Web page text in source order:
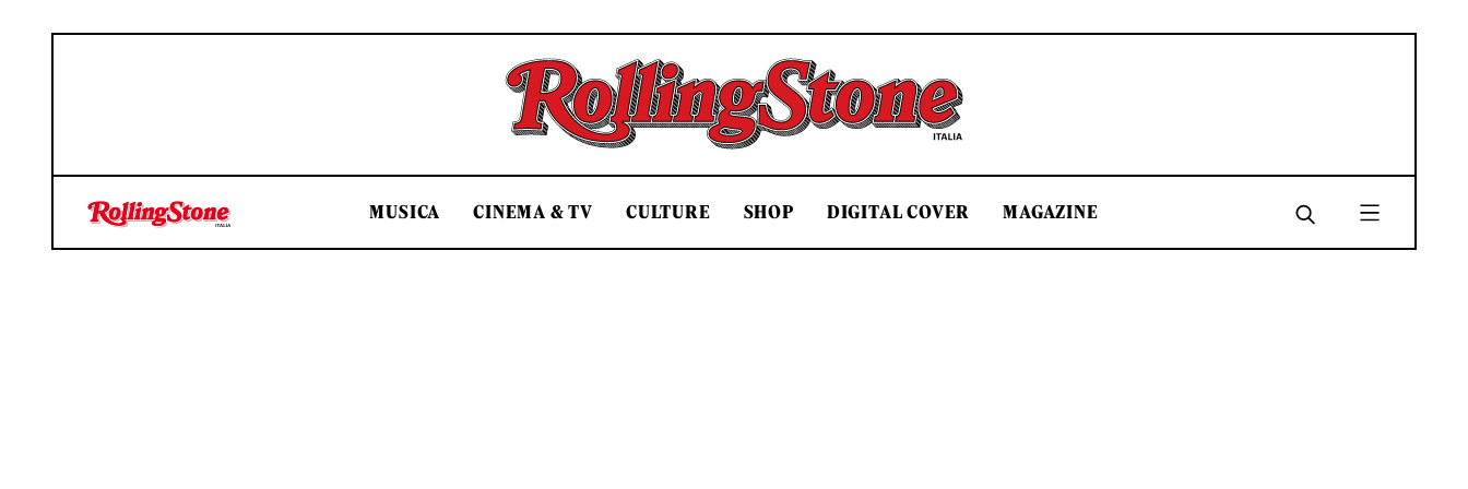
Rolling Stone Italia
MUSICA CINEMA & TV CULTURE SHOP DIGITAL COVER MAGAZINE